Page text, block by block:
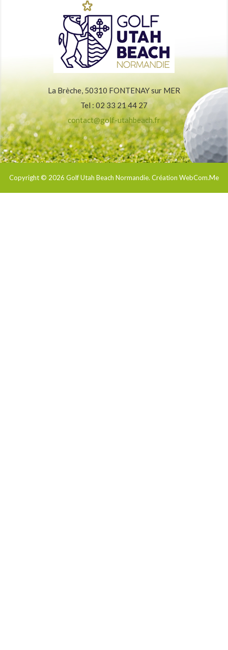
La Brèche, 50310 FONTENAY sur MER
Tel : 02 33 21 44 27
contact@golf-utahbeach.fr
Copyright © 2026 Golf Utah Beach Normandie. Création WebCom.Me